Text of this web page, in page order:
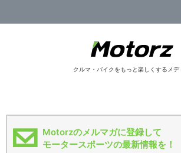
クルマ・バイクをもっと楽しくするメデ
Motorzのメルマガに登録して
モータースポーツの最新情報を！